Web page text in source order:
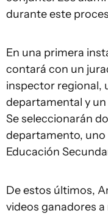
durante este
En una primera
contará con un
inspector regional,
departamental y
Se seleccionarán
departamento,
Educación
De estos últimos,
videos ganadores